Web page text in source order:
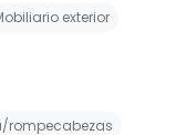
exterior
rompecabezas